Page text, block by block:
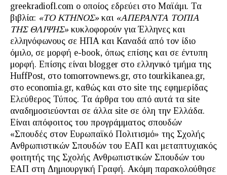
greekradiofl.com ο οποίος εδρεύει στο Μαϊάμι. Τα
βιβλία: «ΤΟ ΚΤΗΝΟΣ» και «ΑΠΕΡΑΝΤΑ ΤΟΠΙΑ
ΤΗΣ ΘΛΙΨΗΣ» κυκλοφορούν για Έλληνες και
ελληνόφωνους σε ΗΠΑ και Καναδά από τον ίδιο
όμιλο, σε μορφή e-book, όπως επίσης και σε έντυπη
μορφή. Επίσης είναι blogger στο ελληνικό τμήμα της
HuffPost, στο tomorrownews.gr, στο tourkikanea.gr,
στο economia.gr, καθώς και στο site της εφημερίδας
Ελεύθερος Τύπος. Τα άρθρα του από αυτά τα site
αναδημοσιεύονται σε άλλα site σε όλη την Ελλάδα.
Είναι απόφοιτος του προγράμματος σπουδών
«Σπουδές στον Ευρωπαϊκό Πολιτισμό» της Σχολής
Ανθρωπιστικών Σπουδών του ΕΑΠ και μεταπτυχιακός
φοιτητής της Σχολής Ανθρωπιστικών Σπουδών του
ΕΑΠ στη Δημιουργική Γραφή. Ακόμη παρακολούθησε